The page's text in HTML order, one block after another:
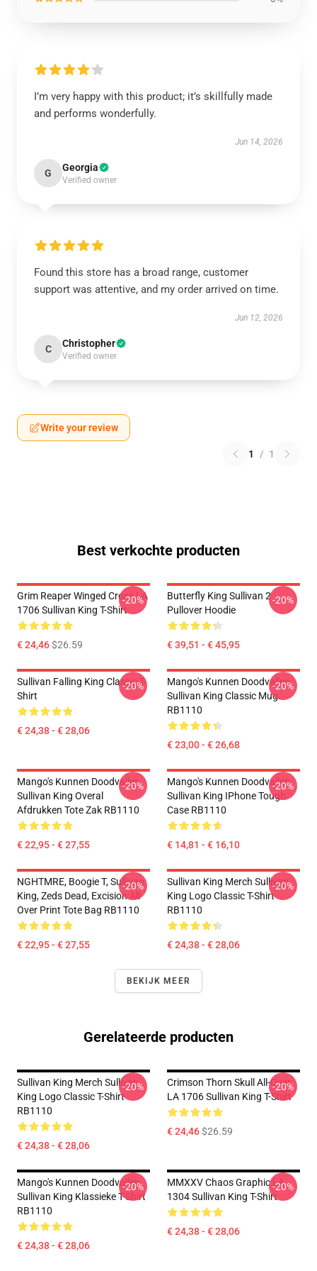
I’m very happy with this product; it’s skillfully made
and performs wonderfully.
Jun 14, 2026
G Georgia
Verified owner
Found this store has a broad range, customer
support was attentive, and my order arrived on time.
Jun 12, 2026
C Christopher
Verified owner
Write your review
1 / 1
Best verkochte producten
Grim Reaper Winged Cross LA
1706 Sullivan King T-Shirt
€ 24,46$26.59
-20%
Butterfly King Sullivan 2
Pullover Hoodie
€ 39,51 - € 45,95
-20%
Sullivan Falling King Classic T-
Shirt
€ 24,38 - € 28,06
-20%
Mango's Kunnen Doodvallen.
Sullivan King Classic Mug
RB1110
€ 23,00 - € 26,68
-20%
Mango's Kunnen Doodvallen.
Sullivan King Overal
Afdrukken Tote Zak RB1110
€ 22,95 - € 27,55
-20%
Mango's Kunnen Doodvallen.
Sullivan King IPhone Tough
Case RB1110
€ 14,81 - € 16,10
-20%
NGHTMRE, Boogie T, Sullivan
King, Zeds Dead, Excision All
Over Print Tote Bag RB1110
€ 22,95 - € 27,55
-20%
Sullivan King Merch Sullivan
King Logo Classic T-Shirt
RB1110
€ 24,38 - € 28,06
-20%
BEKIJK MEER
Gerelateerde producten
Sullivan King Merch Sullivan
King Logo Classic T-Shirt
RB1110
€ 24,38 - € 28,06
-20%
Crimson Thorn Skull All-Over
LA 1706 Sullivan King T-Shirt
€ 24,46$26.59
-20%
Mango's Kunnen Doodvallen.
Sullivan King Klassieke T-Shirt
RB1110
€ 24,38 - € 28,06
-20%
MMXXV Chaos Graphic LA
1304 Sullivan King T-Shirt
€ 24,38 - € 28,06
-20%